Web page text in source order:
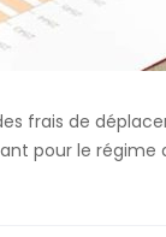
frais de
pour le régime